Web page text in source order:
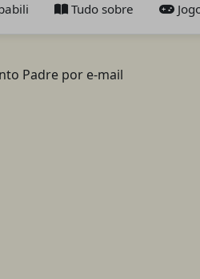
Tudo sobre
Padre por e-mail